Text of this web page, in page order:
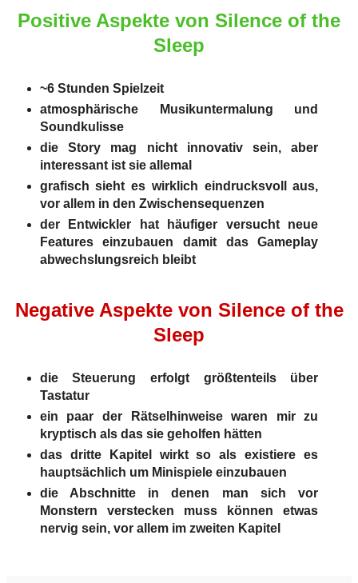
Positive Aspekte von Silence of the
Sleep
~6 Stunden Spielzeit
atmosphärische Musikuntermalung und
Soundkulisse
die Story mag nicht innovativ sein, aber
interessant ist sie allemal
grafisch sieht es wirklich eindrucksvoll aus,
vor allem in den Zwischensequenzen
der Entwickler hat häufiger versucht neue
Features einzubauen damit das Gameplay
abwechslungsreich bleibt
Negative Aspekte von Silence of the
Sleep
die Steuerung erfolgt größtenteils über
Tastatur
ein paar der Rätselhinweise waren mir zu
kryptisch als das sie geholfen hätten
das dritte Kapitel wirkt so als existiere es
hauptsächlich um Minispiele einzubauen
die Abschnitte in denen man sich vor
Monstern verstecken muss können etwas
nervig sein, vor allem im zweiten Kapitel